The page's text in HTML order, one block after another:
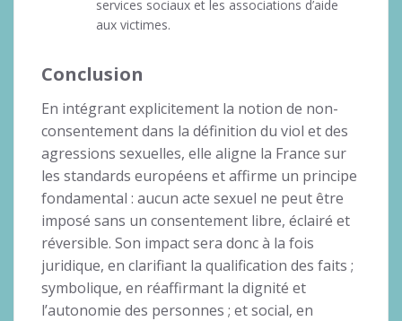
services sociaux et les associations d’aide
aux victimes.
Conclusion
En intégrant explicitement la notion de non-
consentement dans la définition du viol et des
agressions sexuelles, elle aligne la France sur
les standards européens et affirme un principe
fondamental : aucun acte sexuel ne peut être
imposé sans un consentement libre, éclairé et
réversible. Son impact sera donc à la fois
juridique, en clarifiant la qualification des faits ;
symbolique, en réaffirmant la dignité et
l’autonomie des personnes ; et social, en